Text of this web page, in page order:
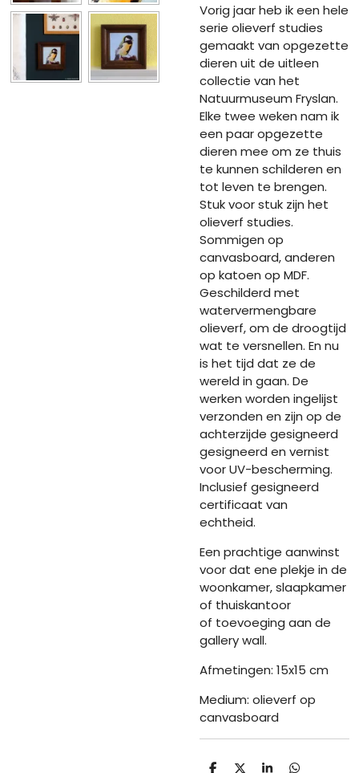
Vorig jaar heb ik een hele
serie olieverf studies
gemaakt van opgezette
dieren uit de uitleen
collectie van het
Natuurmuseum Fryslan.
Elke twee weken nam ik
een paar opgezette
dieren mee om ze thuis
te kunnen schilderen en
tot leven te brengen.
Stuk voor stuk zijn het
olieverf studies.
Sommigen op
canvasboard, anderen
op katoen op MDF.
Geschilderd met
watervermengbare
olieverf, om de droogtijd
wat te versnellen. En nu
is het tijd dat ze de
wereld in gaan. De
werken worden ingelijst
verzonden en zijn op de
achterzijde gesigneerd
gesigneerd en vernist
voor UV-bescherming.
Inclusief gesigneerd
certificaat van
echtheid.
Een prachtige aanwinst
voor dat ene plekje in de
woonkamer, slaapkamer
of thuiskantoor
of toevoeging aan de
gallery wall.
Afmetingen: 15x15 cm
Medium: olieverf op
canvasboard